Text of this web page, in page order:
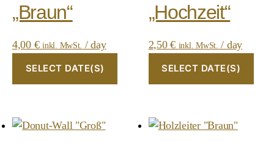
„Braun“
4,00 € inkl. MwSt. / day
SELECT DATE(S)
„Hochzeit“
2,50€ inkl. MwSt. / day
SELECT DATE(S)